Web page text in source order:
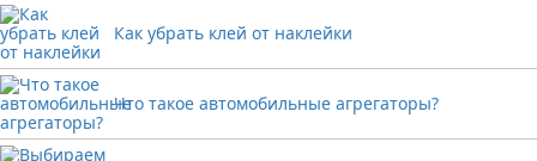
Как убрать клей от наклейки
Что такое автомобильные агрегаторы?